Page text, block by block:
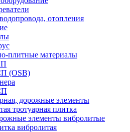
отопления
плитные материалы
(OSB)
дорожные элементы
тротуарная плитка
элементы вибролитые
вибролитая